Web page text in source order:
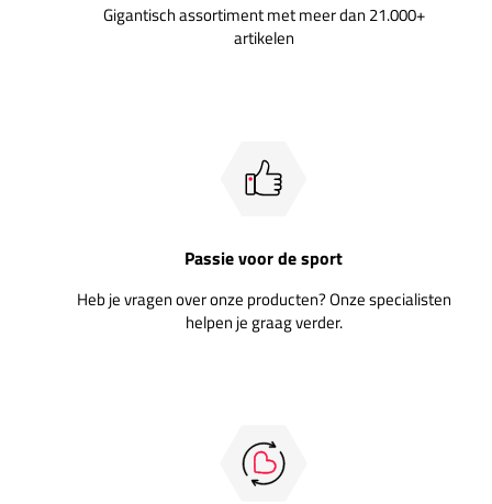
Gigantisch assortiment met meer dan 21.000+
artikelen
Passie voor de sport
Heb je vragen over onze producten? Onze specialisten
helpen je graag verder.